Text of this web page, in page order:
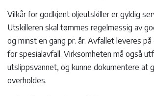
Vilkår for godkjent oljeutskiller er gyldig
Utskilleren skal tømmes regelmessig av
og minst en gang pr. år. Avfallet leveres
for spesialavfall. Virksomheten må også
utslippsvannet, og kunne dokumentere at
overholdes.